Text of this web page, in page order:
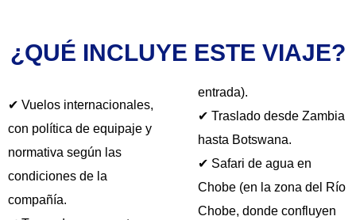
¿QUÉ INCLUYE ESTE VIAJE?
✔ Vuelos internacionales,
con política de equipaje y
normativa según las
condiciones de la
compañía.
entrada).
✔ Traslado desde Zambia
hasta Botswana.
✔ Safari de agua en
Chobe (en la zona del Río
Chobe, donde confluyen